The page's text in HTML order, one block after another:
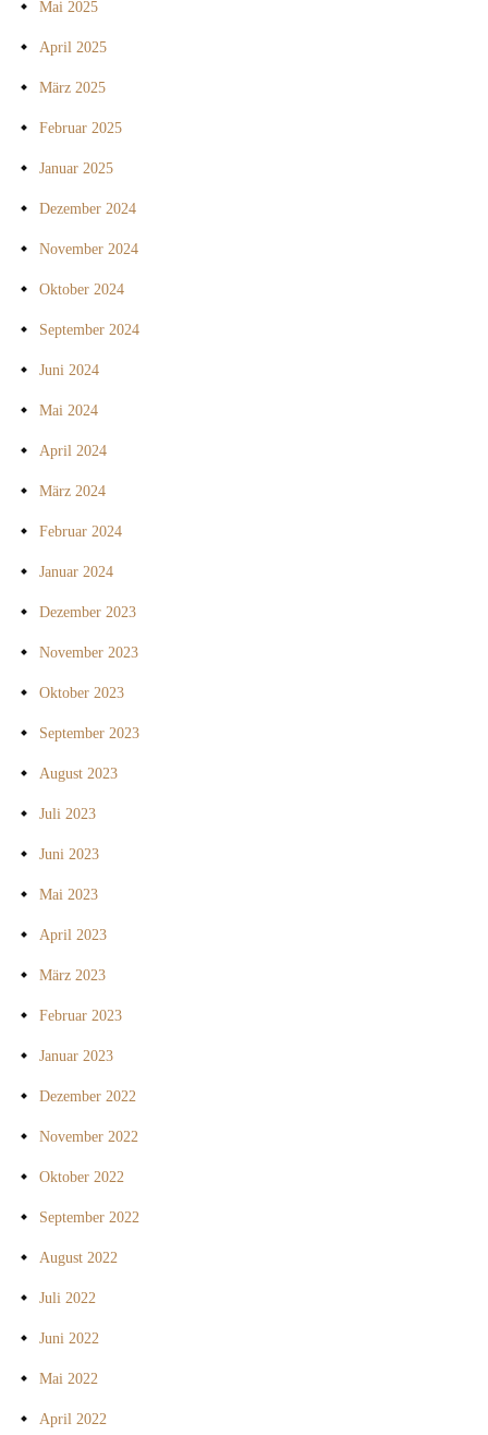
Mai 2025
April 2025
März 2025
Februar 2025
Januar 2025
Dezember 2024
November 2024
Oktober 2024
September 2024
Juni 2024
Mai 2024
April 2024
März 2024
Februar 2024
Januar 2024
Dezember 2023
November 2023
Oktober 2023
September 2023
August 2023
Juli 2023
Juni 2023
Mai 2023
April 2023
März 2023
Februar 2023
Januar 2023
Dezember 2022
November 2022
Oktober 2022
September 2022
August 2022
Juli 2022
Juni 2022
Mai 2022
April 2022